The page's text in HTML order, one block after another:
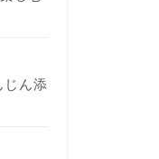
ん添